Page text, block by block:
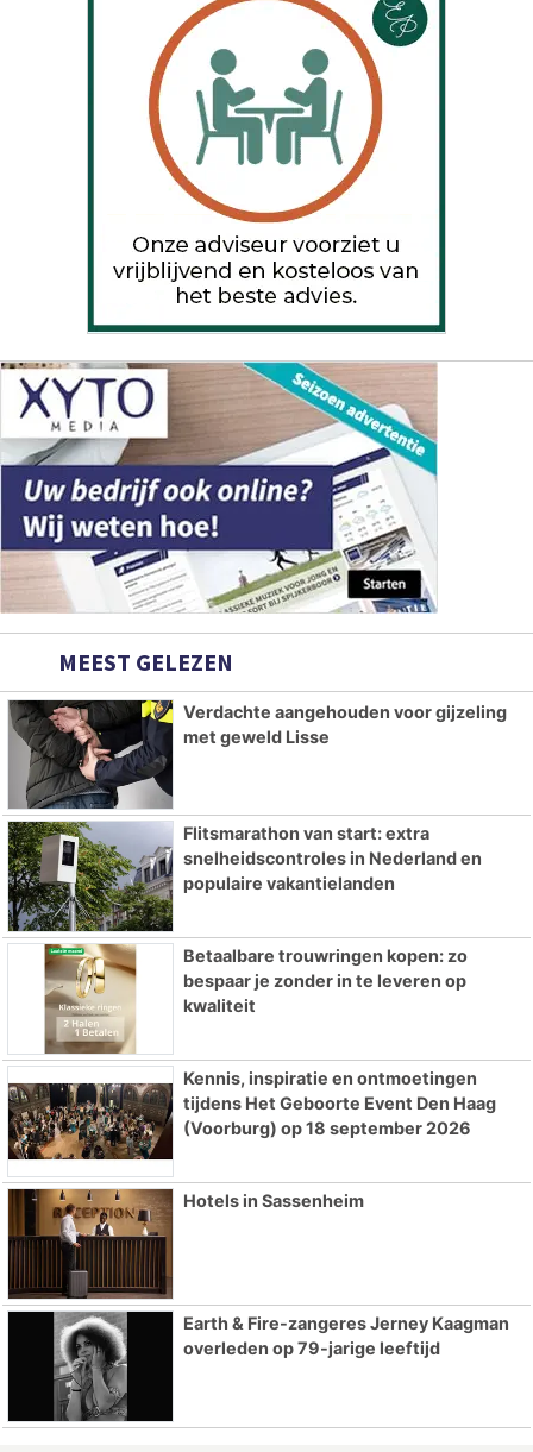
MEEST GELEZEN
Verdachte aangehouden voor gijzeling
met geweld Lisse
Flitsmarathon van start: extra
snelheidscontroles in Nederland en
populaire vakantielanden
Betaalbare trouwringen kopen: zo
bespaar je zonder in te leveren op
kwaliteit
Kennis, inspiratie en ontmoetingen
tijdens Het Geboorte Event Den Haag
(Voorburg) op 18 september 2026
Hotels in Sassenheim
Earth & Fire-zangeres Jerney Kaagman
overleden op 79-jarige leeftijd